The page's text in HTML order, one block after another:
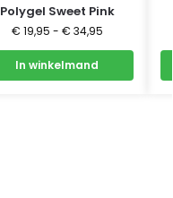
Polygel Sweet Pink
€ 19,95 - € 34,95
In winkelmand